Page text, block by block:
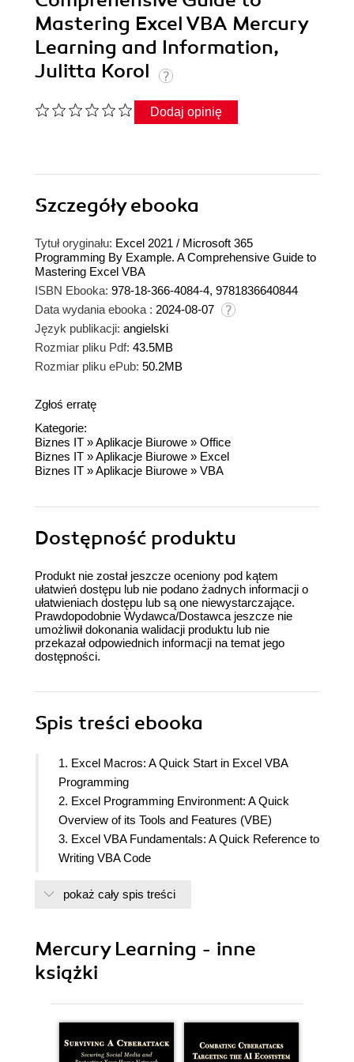
Mastering Excel VBA Mercury
Learning and Information,
Julitta Korol
Dodaj opinię
Szczegółyebooka
Tytuł oryginału: Excel 2021 / Microsoft 365
Programming By Example. A Comprehensive Guide to
Mastering Excel VBA
ISBN Ebooka: 978-18-366-4084-4, 9781836640844
Data wydania ebooka : 2024-08-07
Język publikacji: angielski
Rozmiar pliku Pdf: 43.5MB
Rozmiar pliku ePub: 50.2MB
Zgłoś erratę
Kategorie:
Biznes IT »Aplikacje Biurowe » Office
Biznes IT »Aplikacje Biurowe » Excel
Biznes IT »Aplikacje Biurowe » VBA
Dostępność produktu
Produkt nie został jeszcze oceniony pod kątem
ułatwień dostępu lub nie podano żadnych informacji o
ułatwieniach dostępu lub są one niewystarczające.
Prawdopodobnie Wydawca/Dostawca jeszcze nie
umożliwił dokonania walidacji produktu lub nie
przekazał odpowiednich informacji na temat jego
dostępności.
Spis treści ebooka
1. Excel Macros: A Quick Start in Excel VBA
Programming
2. Excel Programming Environment: A Quick
Overview of its Tools and Features (VBE)
3. Excel VBA Fundamentals: A Quick Reference to
Writing VBA Code
Writing Function Procedures
6. Adding Repeating Actions to Excel VBA
Programs: A Quick Introduction to Looping
8. Keeping Track of Multiple Values in Excel VBA
pokaż cały spis treści
Mercury Learning - inne
książki